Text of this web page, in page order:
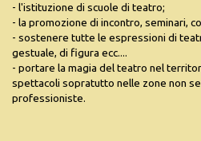
- l'istituzione di scuole di teatro;
- la promozione di incontro, seminari,
- sostenere tutte le espressioni di
gestuale, di figura ecc....
- portare la magia del teatro nel
spettacoli sopratutto nelle zone non
professioniste.